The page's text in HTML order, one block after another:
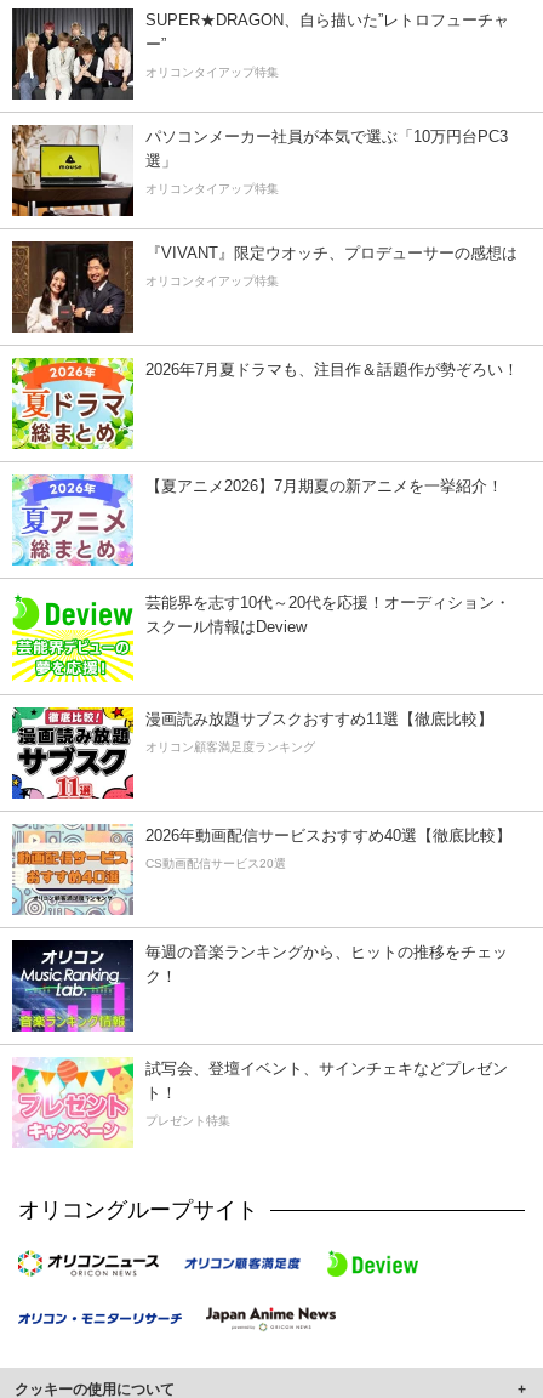
SUPER★DRAGON、自ら描いた”レトロフューチャ
ー”
オリコンタイアップ特集
パソコンメーカー社員が本気で選ぶ「10万円台PC3
選」
オリコンタイアップ特集
『VIVANT』限定ウオッチ、プロデューサーの感想は
オリコンタイアップ特集
2026年7月夏ドラマも、注目作＆話題作が勢ぞろい！
【夏アニメ2026】7月期夏の新アニメを一挙紹介！
芸能界を志す10代～20代を応援！オーディション・
スクール情報はDeview
漫画読み放題サブスクおすすめ11選【徹底比較】
オリコン顧客満足度ランキング
2026年動画配信サービスおすすめ40選【徹底比較】
CS動画配信サービス20選
毎週の音楽ランキングから、ヒットの推移をチェッ
ク！
試写会、登壇イベント、サインチェキなどプレゼン
ト！
プレゼント特集
オリコングループサイト
クッキーの使用について